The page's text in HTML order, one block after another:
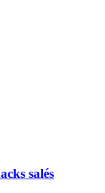
salés